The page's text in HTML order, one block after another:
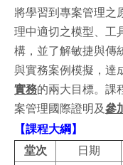
將學習到專案管理之
理中適切之模型、工
構，並了解敏捷與傳
與實務案例模擬，達
實務的兩大目標。課
案管理國際證明及參
【課程大綱 】
堂次
日期